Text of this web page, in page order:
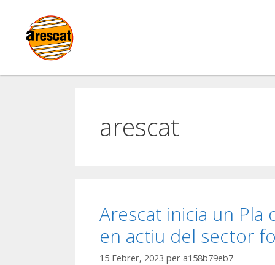
arescat
Arescat inicia un
en actiu del sector
15 Febrer, 2023 per a158b79eb7